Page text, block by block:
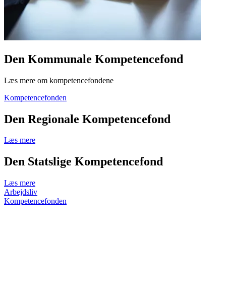
Den Kommunale Kompetencefond
Læs mere om kompetencefondene
Kompetencefonden
Den Regionale Kompetencefond
Læs mere
Den Statslige Kompetencefond
Læs mere
Arbejdsliv
Kompetencefonden